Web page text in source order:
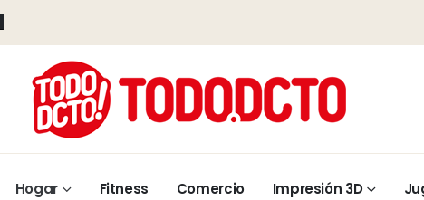
Hogar Fitness Comercio Impresión 3D